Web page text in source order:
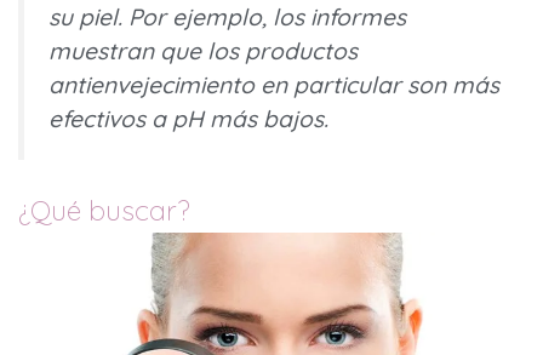
su piel. Por ejemplo, los informes
muestran que los productos
antienvejecimiento en particular son más
efectivos a pH más bajos.
¿Qué buscar?